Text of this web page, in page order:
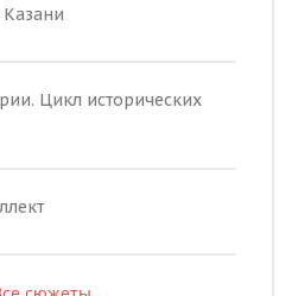
Цикл исторических